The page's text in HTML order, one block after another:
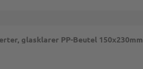
glasklarer PP-Beutel 150x230mm